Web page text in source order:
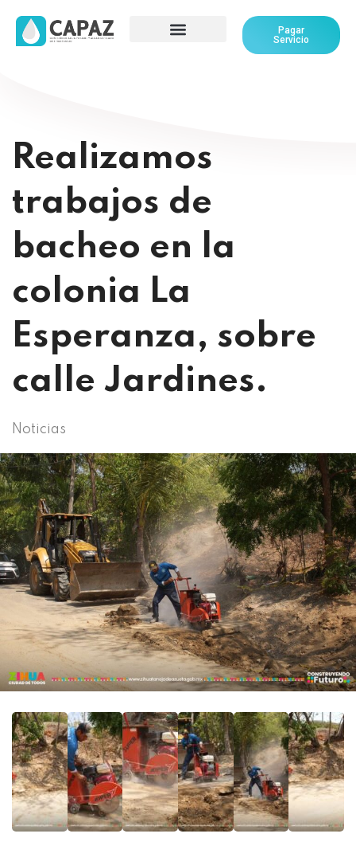
Pagar
Servicio
Realizamos
trabajos de
bacheo en la
colonia La
Esperanza, sobre
calle Jardines.
Noticias